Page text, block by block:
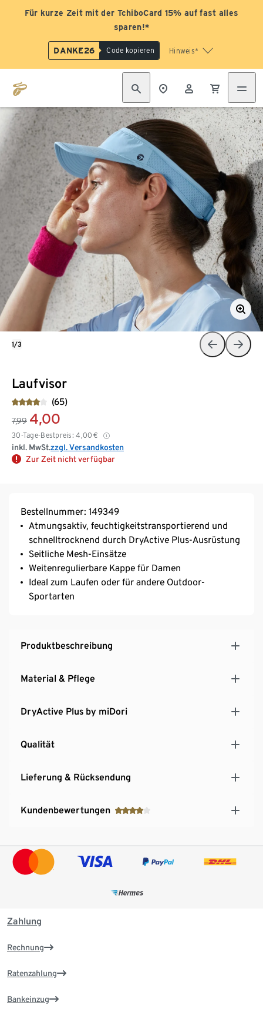
Für kurze Zeit mit der TchiboCard 15% auf fast alles
sparen!*
DANKE26 Code kopieren Hinweis*
Laufvisor
(65)
7,99 4,00
30-Tage-Bestpreis: 4,00 €
inkl. MwSt.zzgl. Versandkosten
Zur Zeit nicht verfügbar
1/3
Bestellnummer: 149349
Atmungsaktiv, feuchtigkeitstransportierend und
schnelltrocknend durch DryActive Plus-Ausrüstung
Seitliche Mesh-Einsätze
Weitenregulierbare Kappe für Damen
Ideal zum Laufen oder für andere Outdoor-
Sportarten
Produktbeschreibung
Material & Pflege
DryActive Plus by miDori
Qualität
Lieferung & Rücksendung
Kundenbewertungen
Zahlung
Rechnung
Ratenzahlung
Bankeinzug